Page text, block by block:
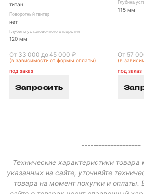
титан
Поворотный твитер
нет
Глубина установочного отверстия
120 мм
От 33 000 до 45 000 ₽
(в зависимости от формы оплаты)
под заказ
Запросить
Глубина
115 мм
От 57
(в
под заказ
--------------------
Технические характеристики товара
указанных на сайте, уточняйте
товара на момент покупки и оплаты.